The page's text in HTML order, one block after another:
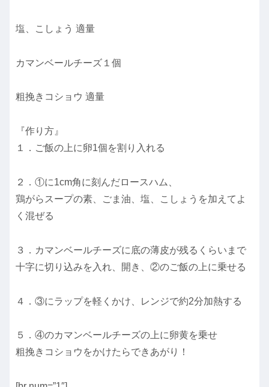
塩、こしょう 適量
カマンベールチーズ１個
粗挽きコショウ 適量
『作り方』
１．ご飯の上に卵1個を割り入れる
２．①に1cm角に刻んだロースハム、
鶏がらスープの素、ごま油、塩、こしょうを加えてよ
く混ぜる
３．カマンベールチーズに底の薄皮が残るくらいまで
十字に切り込みを入れ、開き、②のご飯の上に乗せる
４．③にラップを軽くかけ、レンジで約2分加熱する
５．④のカマンベールチーズの上に卵黄を乗せ
粗挽きコショウをかけたらできあがり！